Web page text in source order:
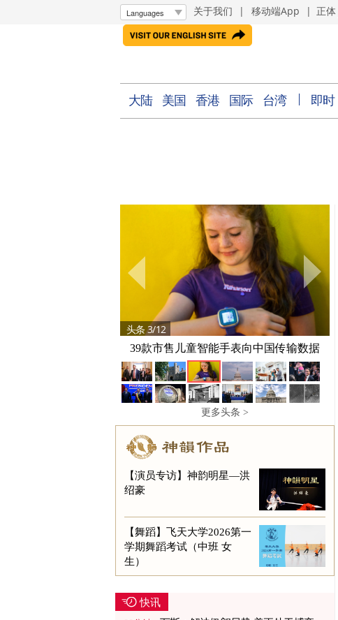
关于我们 | 移动端App | 正体
大陆 美国 香港 国际 台湾 即时
头条 3/12
39款市售儿童智能手表向中国传输数据
更多头条 >
【演员专访】神韵明星—洪
绍豪
【舞蹈】飞天大学2026第一
学期舞蹈考试（中班 女
生）
快讯